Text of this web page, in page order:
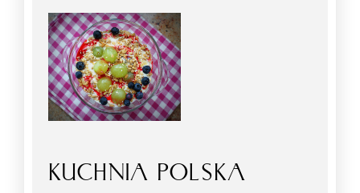
KUCHNIA POLSKA